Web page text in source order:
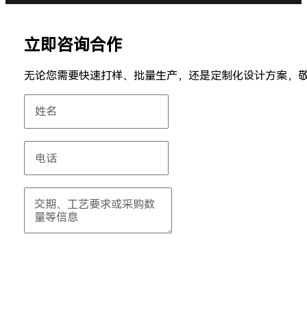
立即咨询合作
无论您需要快速打样、批量生产，还是定制化设计方案，